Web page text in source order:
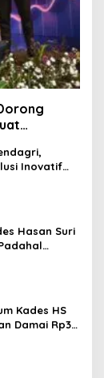
Inovatif
Hasan Suri
Kades HS
Damai Rp3